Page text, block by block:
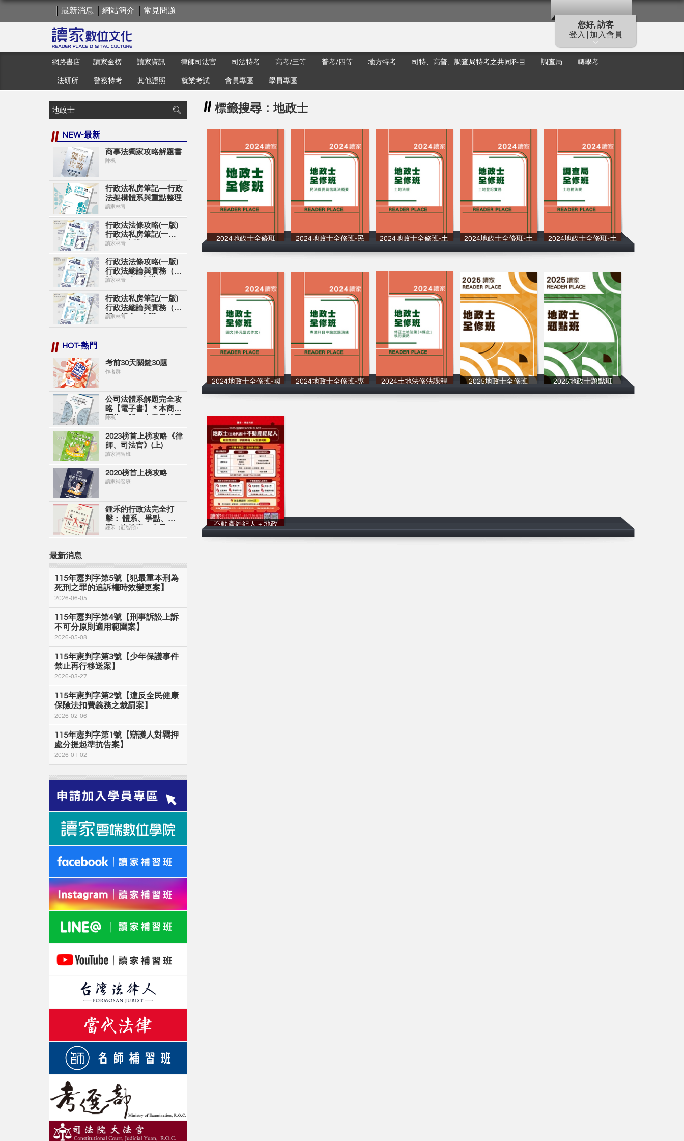
您好, 訪客
登入 | 加入會員
最新消息 網站簡介 常見問題
網路書店 讀家金榜 讀家資訊 律師司法官 司法特考 高考/三等 普考/四等 地方特考 司特、高普、調查局特考之共同科目 調查局 轉學考
法研所 警察特考 其他證照 就業考試 會員專區 學員專區
標籤搜尋：地政士
2024地政士全修班
讀家補習班
2024地政士全修班-民
讀家補習班
2024地政士全修班-土
讀家補習班
2024地政士全修班-土
讀家補習班
2024地政士全修班-土
讀家補習班
2024地政士全修班-國
讀家補習班
2024地政士全修班-專
讀家補習班
2024土地法修法課程
讀家補習班
2025地政士全修班
讀家補習班
2025地政士題點班
讀家補習班
不動產經紀人 + 地政
讀家補習班
NEW-最新
商事法獨家攻略解題書
陳楓
行政法私房筆記—行政
法架構體系與重點整理
讀家林青
行政法法條攻略(一版)
行政法私房筆記(一版)
組合A合購
讀家林青
行政法法條攻略(一版)
行政法總論與實務（二
版）組合B合購
讀家林青
行政法私房筆記(一版)
行政法總論與實務（二
版）組合C合購
讀家林青
HOT-熱門
考前30天關鍵30題
作者群
公司法體系解題完全攻
略【電子書】＊本商品
頁為一版＊本書目前已
出新版＊購買時請留意
＊
陳楓
2023榜首上榜攻略《律
師、司法官》(上)
讀家補習班
2020榜首上榜攻略
讀家補習班
鍾禾的行政法完全打
擊： 體系、爭點、解
題一次搞定（上冊）
【電子書】
鍾禾（莊智翔）
最新消息
115年憲判字第5號【犯最重本刑為
死刑之罪的追訴權時效變更案】
2026-06-05
115年憲判字第4號【刑事訴訟上訴
不可分原則適用範圍案】
2026-05-08
115年憲判字第3號【少年保護事件
禁止再行移送案】
2026-03-27
115年憲判字第2號【違反全民健康
保險法扣費義務之裁罰案】
2026-02-06
115年憲判字第1號【辯護人對羈押
處分提起準抗告案】
2026-01-02